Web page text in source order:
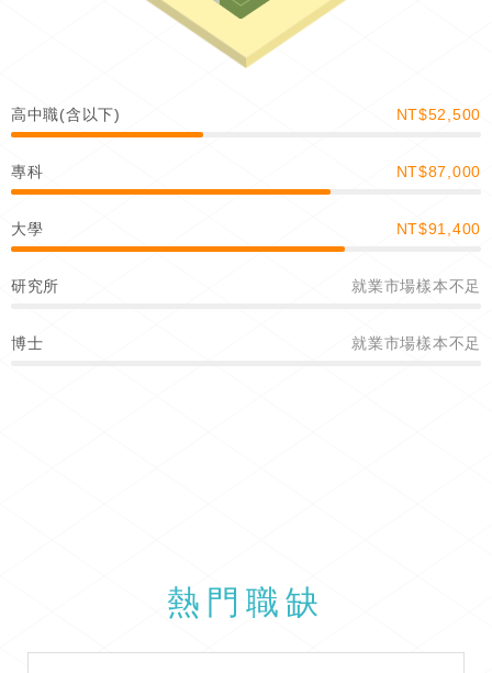
高中職(含以下) NT$52,500
專科 NT$87,000
大學 NT$91,400
研究所 就業市場樣本不足
博士 就業市場樣本不足
熱門職缺